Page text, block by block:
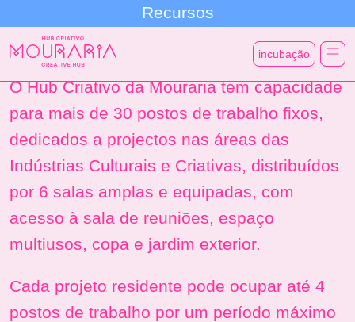
Recursos
incubação
O Hub Criativo da Mouraria tem capacidade
para mais de 30 postos de trabalho fixos,
dedicados a projectos nas áreas das
Indústrias Culturais e Criativas, distribuídos
por 6 salas amplas e equipadas, com
acesso à sala de reuniões, espaço
multiusos, copa e jardim exterior.
Cada projeto residente pode ocupar até 4
postos de trabalho por um período máximo